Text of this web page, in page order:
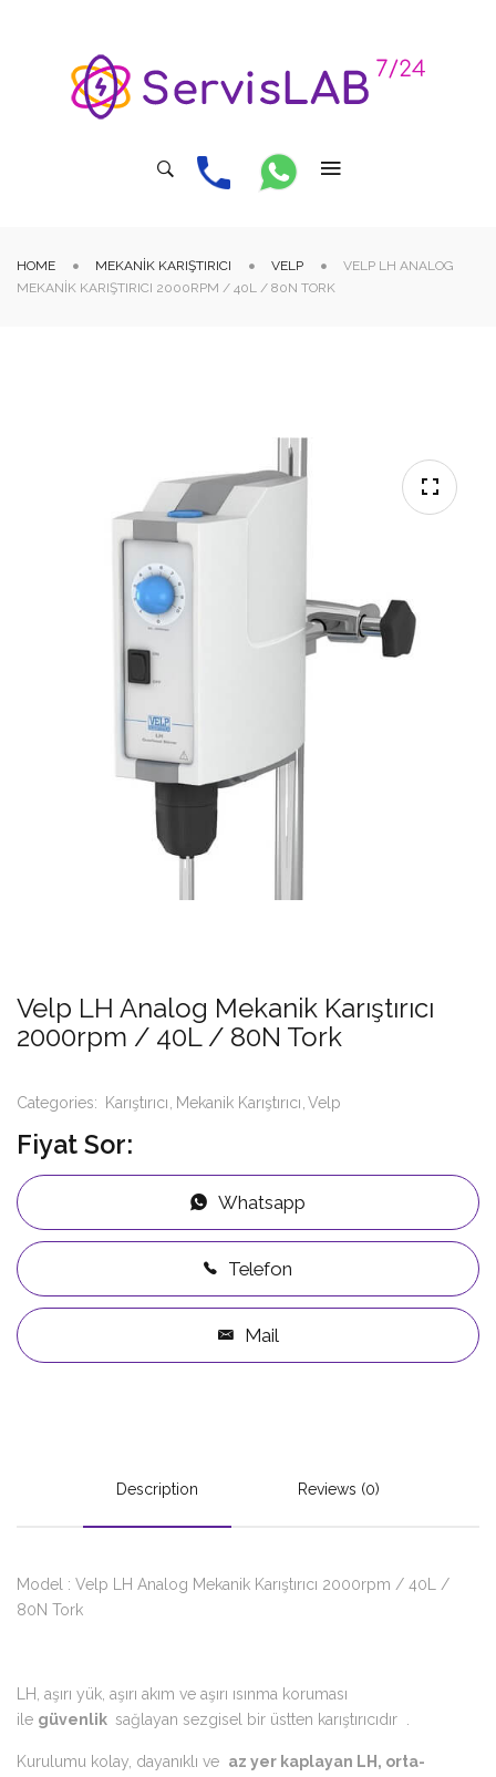
HOME MEKANIK KARIŞTIRICI VELP
VELP LH ANALOG
MEKANIK KARIŞTIRICI 2000RPM / 40L / 80N TORK
Velp LH Analog Mekanik Karıştırıcı
2000rpm / 40L / 80N Tork
Categories: Karıştırıcı Mekanik Karıştırıcı Velp
Fiyat Sor:
Whatsapp
Telefon
Mail
Description Reviews (0)
Model : Velp LH Analog Mekanik Karıştırıcı 2000rpm / 40L /
80N Tork
LH, aşırı yük, aşırı akım ve aşırı ısınma koruması
ile güvenlik sağlayan sezgisel bir üstten karıştırıcıdır .
Kurulumu kolay, dayanıklı ve az yer kaplayan LH, orta-